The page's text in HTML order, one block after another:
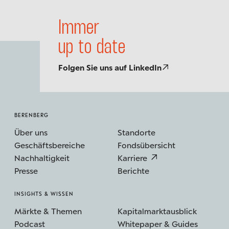
Immer
up to date
Folgen Sie uns auf LinkedIn
BERENBERG
Über uns
Standorte
Geschäftsbereiche
Fondsübersicht
Nachhaltigkeit
Karriere
Presse
Berichte
INSIGHTS & WISSEN
Märkte & Themen
Kapitalmarktausblick
Podcast
Whitepaper & Guides